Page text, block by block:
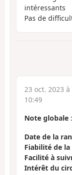
intéressants
Pas de
23 oct. 2023 à
10:49
Note globale :
Date de la
Fiabilité de
Facilité à
Intérêt du